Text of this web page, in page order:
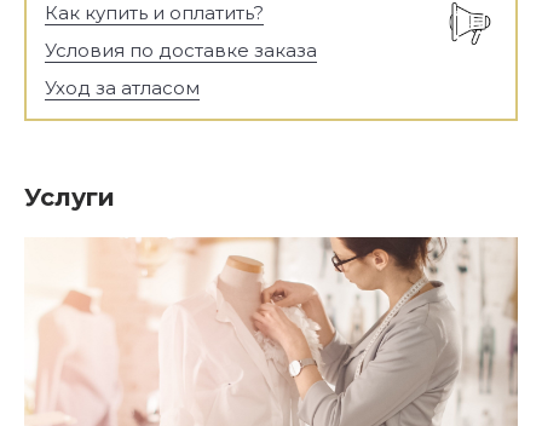
Как купить и оплатить?
Условия по доставке заказа
Уход за атласом
Услуги